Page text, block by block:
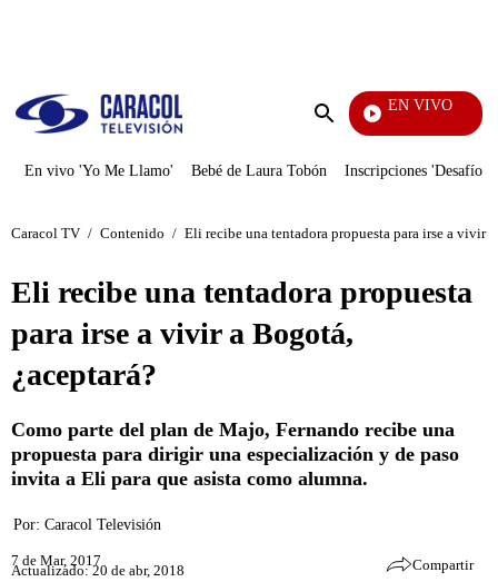
Enviar
EN VIVO
Día A Día
En vivo 'Yo Me Llamo' Bebé de Laura Tobón Inscripciones 'Desafío'
Caracol TV / Contenido / Eli recibe una tentadora propuesta para irse a vivir
Eli recibe una tentadora propuesta
para irse a vivir a Bogotá,
¿aceptará?
Como parte del plan de Majo, Fernando recibe una
propuesta para dirigir una especialización y de paso
invita a Eli para que asista como alumna.
Por: Caracol Televisión
7 de Mar, 2017
Actualizado: 20 de abr, 2018 Compartir